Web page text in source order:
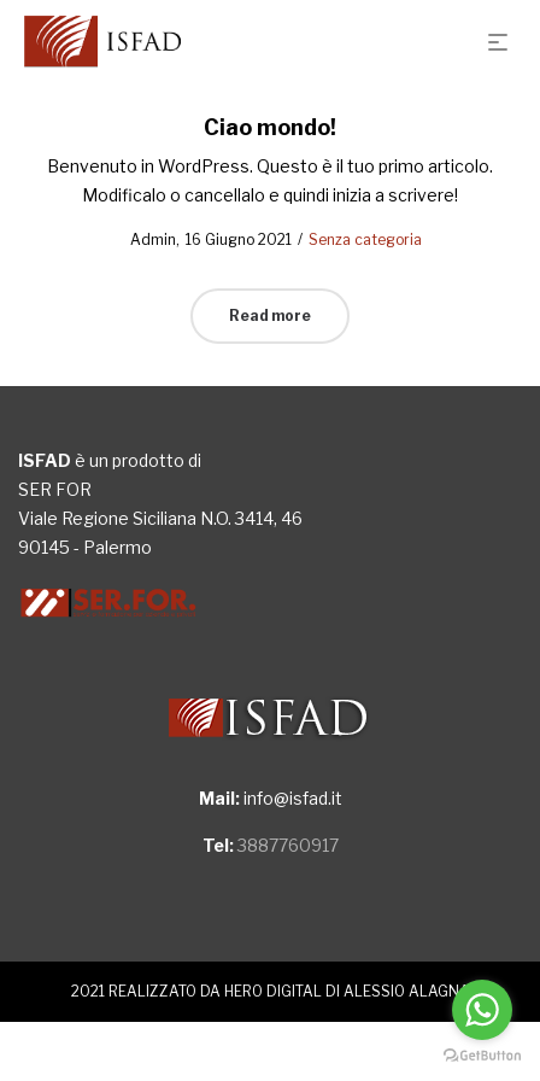
Ciao mondo!
Benvenuto in WordPress. Questo è il tuo primo articolo.
Modificalo o cancellalo e quindi inizia a scrivere!
byAdmin Posted
16 Giugno 2021
Posted
Senza categoria
Read more
ISFAD è un prodotto di
SER FOR
Viale Regione Siciliana N.O. 3414, 46
90145 - Palermo
Mail:info@isfad.it
Tel: 3887760917
2021 REALIZZATO DA HERO DIGITAL DI ALESSIO ALAGNA